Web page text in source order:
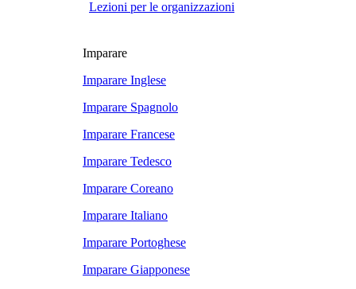
Lezioni per le organizzazioni
Imparare
Imparare Inglese
Imparare Spagnolo
Imparare Francese
Imparare Tedesco
Imparare Coreano
Imparare Italiano
Imparare Portoghese
Imparare Giapponese